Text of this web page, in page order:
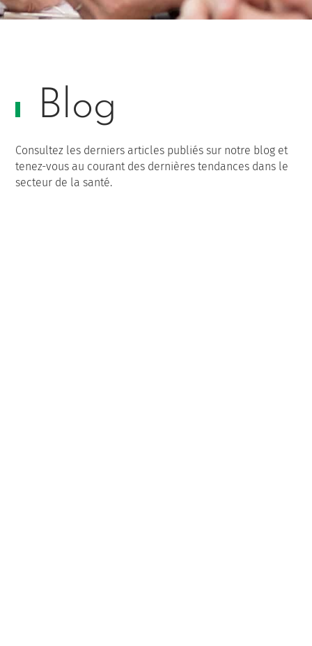
Blog
Consultez les derniers articles publiés sur notre blog et
tenez-vous au courant des dernières tendances dans le
secteur de la santé.